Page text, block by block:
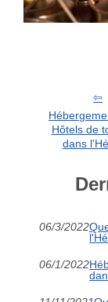
Hôtels de
dans
06/3/2022
06/1/2022